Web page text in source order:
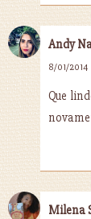
Andy
8/01/2014
Que
Milena